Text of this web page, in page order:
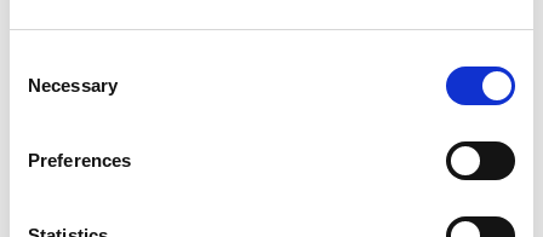
Selection
Necessary
Preferences
Fine della serata ore 23.30
Entree:Tartare di fassona all’aneto